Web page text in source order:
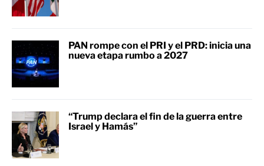
PAN rompe con el PRI y el PRD: inicia una
nueva etapa rumbo a 2027
“Trump declara el fin de la guerra entre
Israel y Hamás”